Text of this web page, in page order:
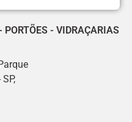
PORTÕES - VIDRAÇARIAS